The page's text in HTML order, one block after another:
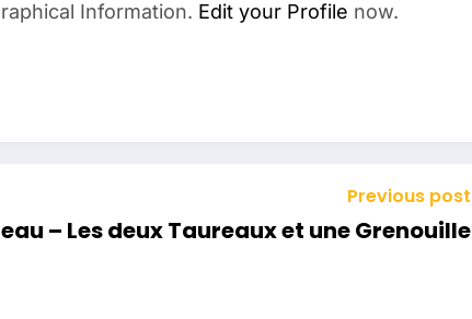
Information. Edit your Profile now.
Previous post
– Les deux Taureaux et une Grenouille